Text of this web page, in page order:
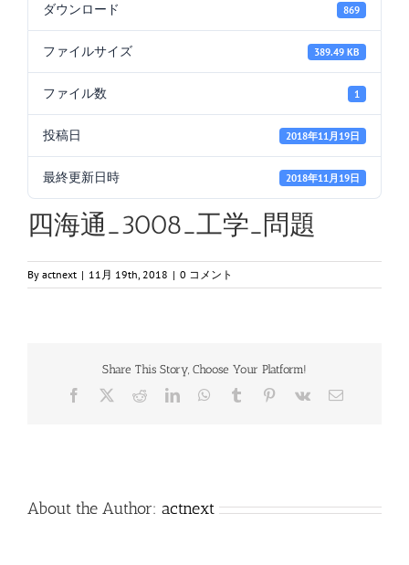
ダウンロード 869
ファイルサイズ 389.49 KB
ファイル数 1
投稿日 2018年11月19日
最終更新日時 2018年11月19日
四海通_3008_工学_問題
By actnext | 11月 19th, 2018 | 0 コメント
Share This Story, Choose Your Platform!
Facebook RedditLinkedInWhatsApp
Tumblr Pinterest
Vk
電
About the Author: actnext